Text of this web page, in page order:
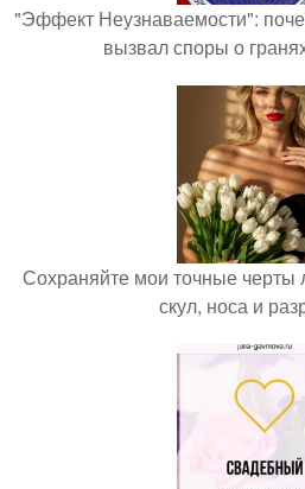
"Эффект Неузнаваемости":
вызвал споры о
Сохраняйте мои точные
скул, носа и